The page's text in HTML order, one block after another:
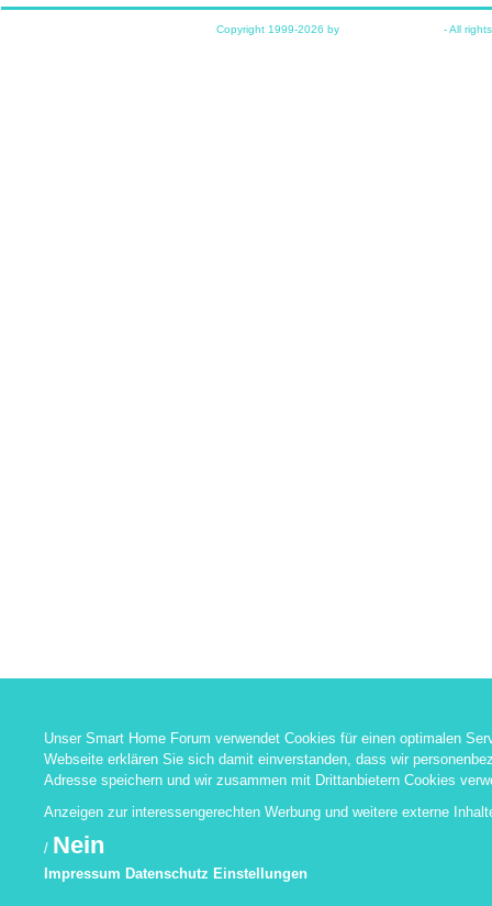
Copyright 1999-2026 by - All
Unser Smart Home Forum verwendet Cookies für einen optimalen
Webseite erklären Sie sich damit einverstanden, dass wir
Adresse speichern und wir zusammen mit Drittanbietern Cookies
Anzeigen zur interessengerechten Werbung und weitere externe
/ Nein
Impressum Datenschutz Einstellungen